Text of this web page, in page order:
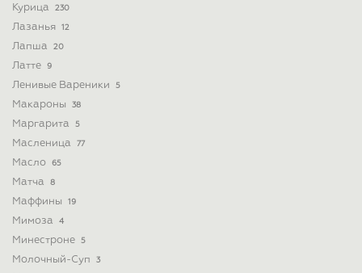
Курица 230
Лазанья 12
Лапша 20
Латте 9
Ленивые Вареники 5
Макароны 38
Маргарита 5
Масленица 77
Масло 65
Матча 8
Маффины 19
Мимоза 4
Минестроне 5
Молочный-Суп 3